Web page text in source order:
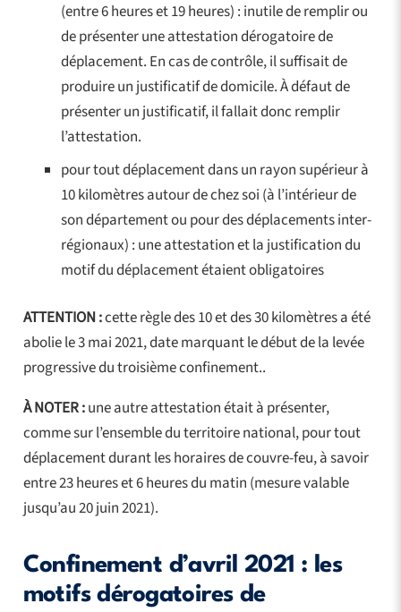
(entre 6 heures et 19 heures) : inutile de remplir ou
de présenter une attestation dérogatoire de
déplacement. En cas de contrôle, il suffisait de
produire un justificatif de domicile. À défaut de
présenter un justificatif, il fallait donc remplir
l’attestation.
pour tout déplacement dans un rayon supérieur à
10 kilomètres autour de chez soi (à l’intérieur de
son département ou pour des déplacements inter-
régionaux) : une attestation et la justification du
motif du déplacement étaient obligatoires
ATTENTION :cette règle des 10 et des 30 kilomètres a été
abolie le 3 mai 2021, date marquant le début de la levée
progressive du troisième confinement..
À NOTER :une autre attestation était à présenter,
comme sur l’ensemble du territoire national, pour tout
déplacement durant les horaires de couvre-feu, à savoir
entre 23 heures et 6 heures du matin (mesure valable
jusqu’au 20 juin 2021).
Confinement d’avril 2021 : les
motifs dérogatoires de